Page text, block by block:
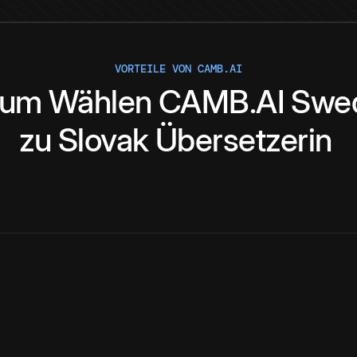
VORTEILE VON CAMB.AI
Wählen CAMB.AI
zu Slovak Übersetzerin